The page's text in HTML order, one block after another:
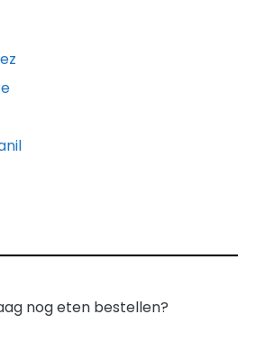
nog eten bestellen?